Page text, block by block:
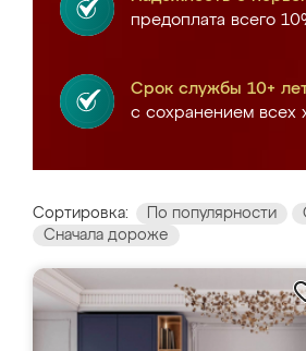
предоплата всего
Срок службы 10+
с сохранением всех
Сортировка: По популярности
Сначала дороже